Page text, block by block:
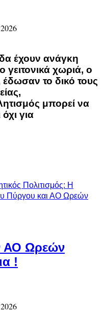
έχουν ανάγκη
χωριά, ο
το δικό τους
μπορεί να
για
Πολιτισμός: Η
Πύργου και ΑΟ Ωρεών
ΑΟ Ωρεών
!